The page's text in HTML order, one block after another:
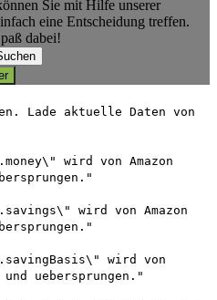
Sie mit Hilfe unserer
eine Entscheidung treffen.
dabei!
Lade aktuelle Daten von
wird von Amazon
wird von Amazon
wird von
uebersprungen."